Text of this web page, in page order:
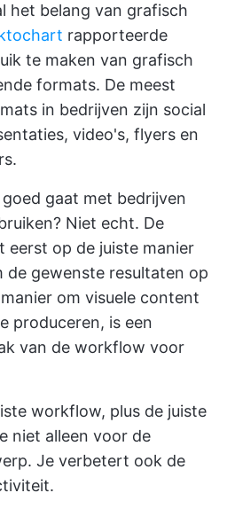
het belang van grafisch
rapporteerde
te maken van grafisch
formats. De meest
in bedrijven zijn social
video's, flyers en
gaat met bedrijven
Niet echt. De
eerst op de juiste manier
de gewenste resultaten op
om visuele content
produceren, is een
van de workflow voor
workflow, plus de juiste
niet alleen voor de
Je verbetert ook de